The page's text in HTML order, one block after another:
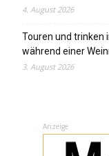
4. August 2026
Touren und trinken
während einer
3. August 2026
Anzeige